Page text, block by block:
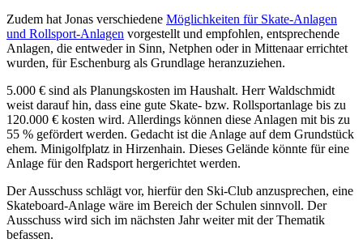
Zudem hat Jonas verschiedene Möglichkeiten für Skate-Anlagen
und Rollsport-Anlagen vorgestellt und empfohlen, entsprechende
Anlagen, die entweder in Sinn, Netphen oder in Mittenaar errichtet
wurden, für Eschenburg als Grundlage heranzuziehen.
5.000 € sind als Planungskosten im Haushalt. Herr Waldschmidt
weist darauf hin, dass eine gute Skate- bzw. Rollsportanlage bis zu
120.000 € kosten wird. Allerdings können diese Anlagen mit bis zu
55 % gefördert werden. Gedacht ist die Anlage auf dem Grundstück
ehem. Minigolfplatz in Hirzenhain. Dieses Gelände könnte für eine
Anlage für den Radsport hergerichtet werden.
Der Ausschuss schlägt vor, hierfür den Ski-Club anzusprechen, eine
Skateboard-Anlage wäre im Bereich der Schulen sinnvoll. Der
Ausschuss wird sich im nächsten Jahr weiter mit der Thematik
befassen.